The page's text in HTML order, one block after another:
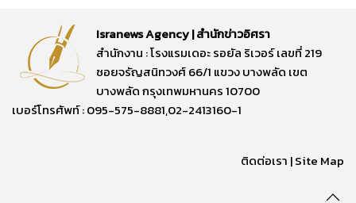
Isranews Agency | สำนักข่าวอิศรา
สำนักงาน : โรงแรมเดอะ รอยัล ริเวอร์ เลขที่ 219
ซอยจรัญสนิทวงศ์ 66/1 แขวง บางพลัด เขต
บางพลัด กรุงเทพมหานคร 10700
เบอร์โทรศัพท์ : 095-575-8881,02-2413160-1
ติดต่อเรา |Site Map